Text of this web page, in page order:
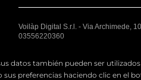
a menores de 14 años. El
Voilàp Digital S.r.l. - Via Archimede,
03556220360
datos también pueden ser
preferencias haciendo clic en el